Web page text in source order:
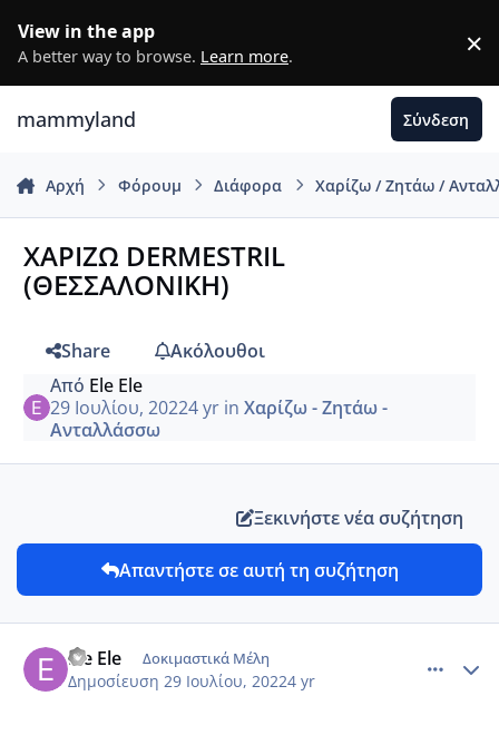
View in the app
A better way to browse. Learn more. ×
mammyland Σύνδεση
Αρχή Φόρουμ Διάφορα Χαρίζω / Ζητάω /
ΧΑΡΙΖΩ DERMESTRIL
(ΘΕΣΣΑΛΟΝΙΚΗ)
Share
Ακόλουθοι
Από Ele Ele
29 Ιουλίου, 20224 yrin Χαρίζω - Ζητάω -
Ανταλλάσσω
Ξεκινήστε νέα συζήτηση
Απαντήστε σε αυτή τη συζήτηση
Ele Ele Δοκιμαστικά Μέλη
Δημοσίευση 29 Ιουλίου, 20224 yr